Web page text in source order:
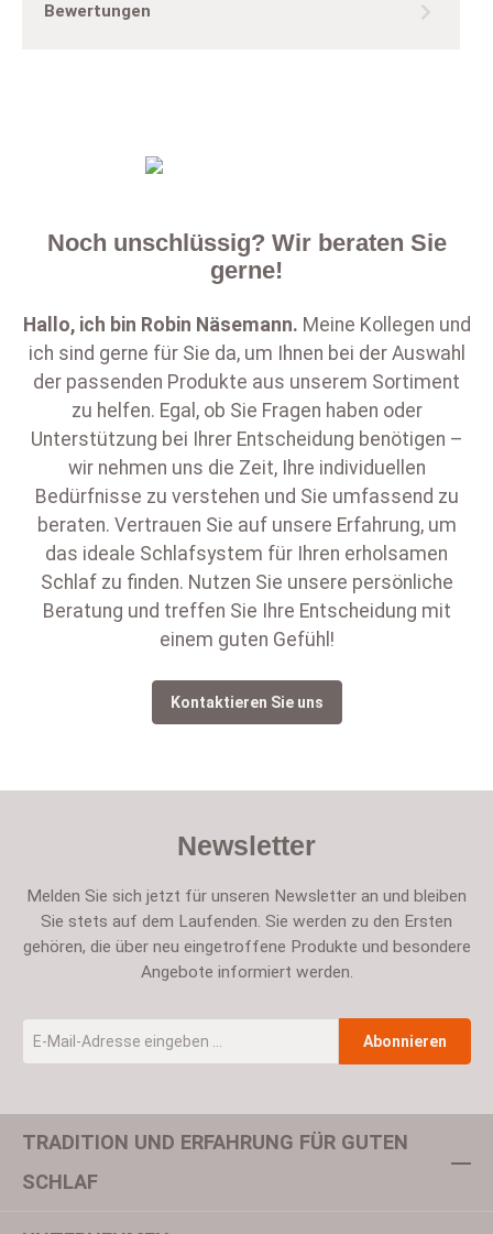
Bewertungen
Noch unschlüssig? Wir beraten Sie
gerne!
Hallo, ich bin Robin Näsemann. Meine Kollegen und
ich sind gerne für Sie da, um Ihnen bei der Auswahl
der passenden Produkte aus unserem Sortiment
zu helfen. Egal, ob Sie Fragen haben oder
Unterstützung bei Ihrer Entscheidung benötigen –
wir nehmen uns die Zeit, Ihre individuellen
Bedürfnisse zu verstehen und Sie umfassend zu
beraten. Vertrauen Sie auf unsere Erfahrung, um
das ideale Schlafsystem für Ihren erholsamen
Schlaf zu finden. Nutzen Sie unsere persönliche
Beratung und treffen Sie Ihre Entscheidung mit
einem guten Gefühl!
Kontaktieren Sie uns
Newsletter
Melden Sie sich jetzt für unseren Newsletter an und bleiben
Sie stets auf dem Laufenden. Sie werden zu den Ersten
gehören, die über neu eingetroffene Produkte und besondere
Angebote informiert werden.
Abonnieren
Um weiterzugehen, geben Sie die oben abgebildeten Zeichen ein
TRADITION UND ERFAHRUNG FÜR GUTEN
SCHLAF